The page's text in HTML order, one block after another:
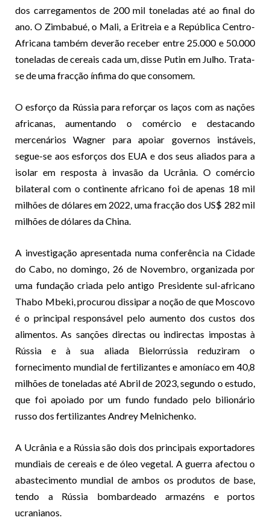
dos carregamentos de 200 mil toneladas até ao final do
ano. O Zimbabué, o Mali, a Eritreia e a República Centro-
Africana também deverão receber entre 25.000 e 50.000
toneladas de cereais cada um, disse Putin em Julho. Trata-
se de uma fracção ínfima do que consomem.
O esforço da Rússia para reforçar os laços com as nações
africanas, aumentando o comércio e destacando
mercenários Wagner para apoiar governos instáveis,
segue-se aos esforços dos EUA e dos seus aliados para a
isolar em resposta à invasão da Ucrânia. O comércio
bilateral com o continente africano foi de apenas 18 mil
milhões de dólares em 2022, uma fracção dos US$ 282 mil
milhões de dólares da China.
A investigação apresentada numa conferência na Cidade
do Cabo, no domingo, 26 de Novembro, organizada por
uma fundação criada pelo antigo Presidente sul-africano
Thabo Mbeki, procurou dissipar a noção de que Moscovo
é o principal responsável pelo aumento dos custos dos
alimentos. As sanções directas ou indirectas impostas à
Rússia e à sua aliada Bielorrússia reduziram o
fornecimento mundial de fertilizantes e amoníaco em 40,8
milhões de toneladas até Abril de 2023, segundo o estudo,
que foi apoiado por um fundo fundado pelo bilionário
russo dos fertilizantes Andrey Melnichenko.
A Ucrânia e a Rússia são dois dos principais exportadores
mundiais de cereais e de óleo vegetal. A guerra afectou o
abastecimento mundial de ambos os produtos de base,
tendo a Rússia bombardeado armazéns e portos
ucranianos.